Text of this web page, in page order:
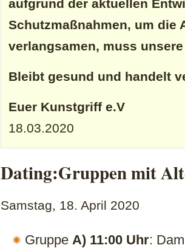
aufgrund der aktuellen
Schutzmaßnahmen, um die
verlangsamen, muss
Bleibt gesund und handelt
Euer Kunstgriff e.V
18.03.2020
Dating:Gruppen mit
Samstag, 18. April 2020
Gruppe A) 11:00 Uhr: